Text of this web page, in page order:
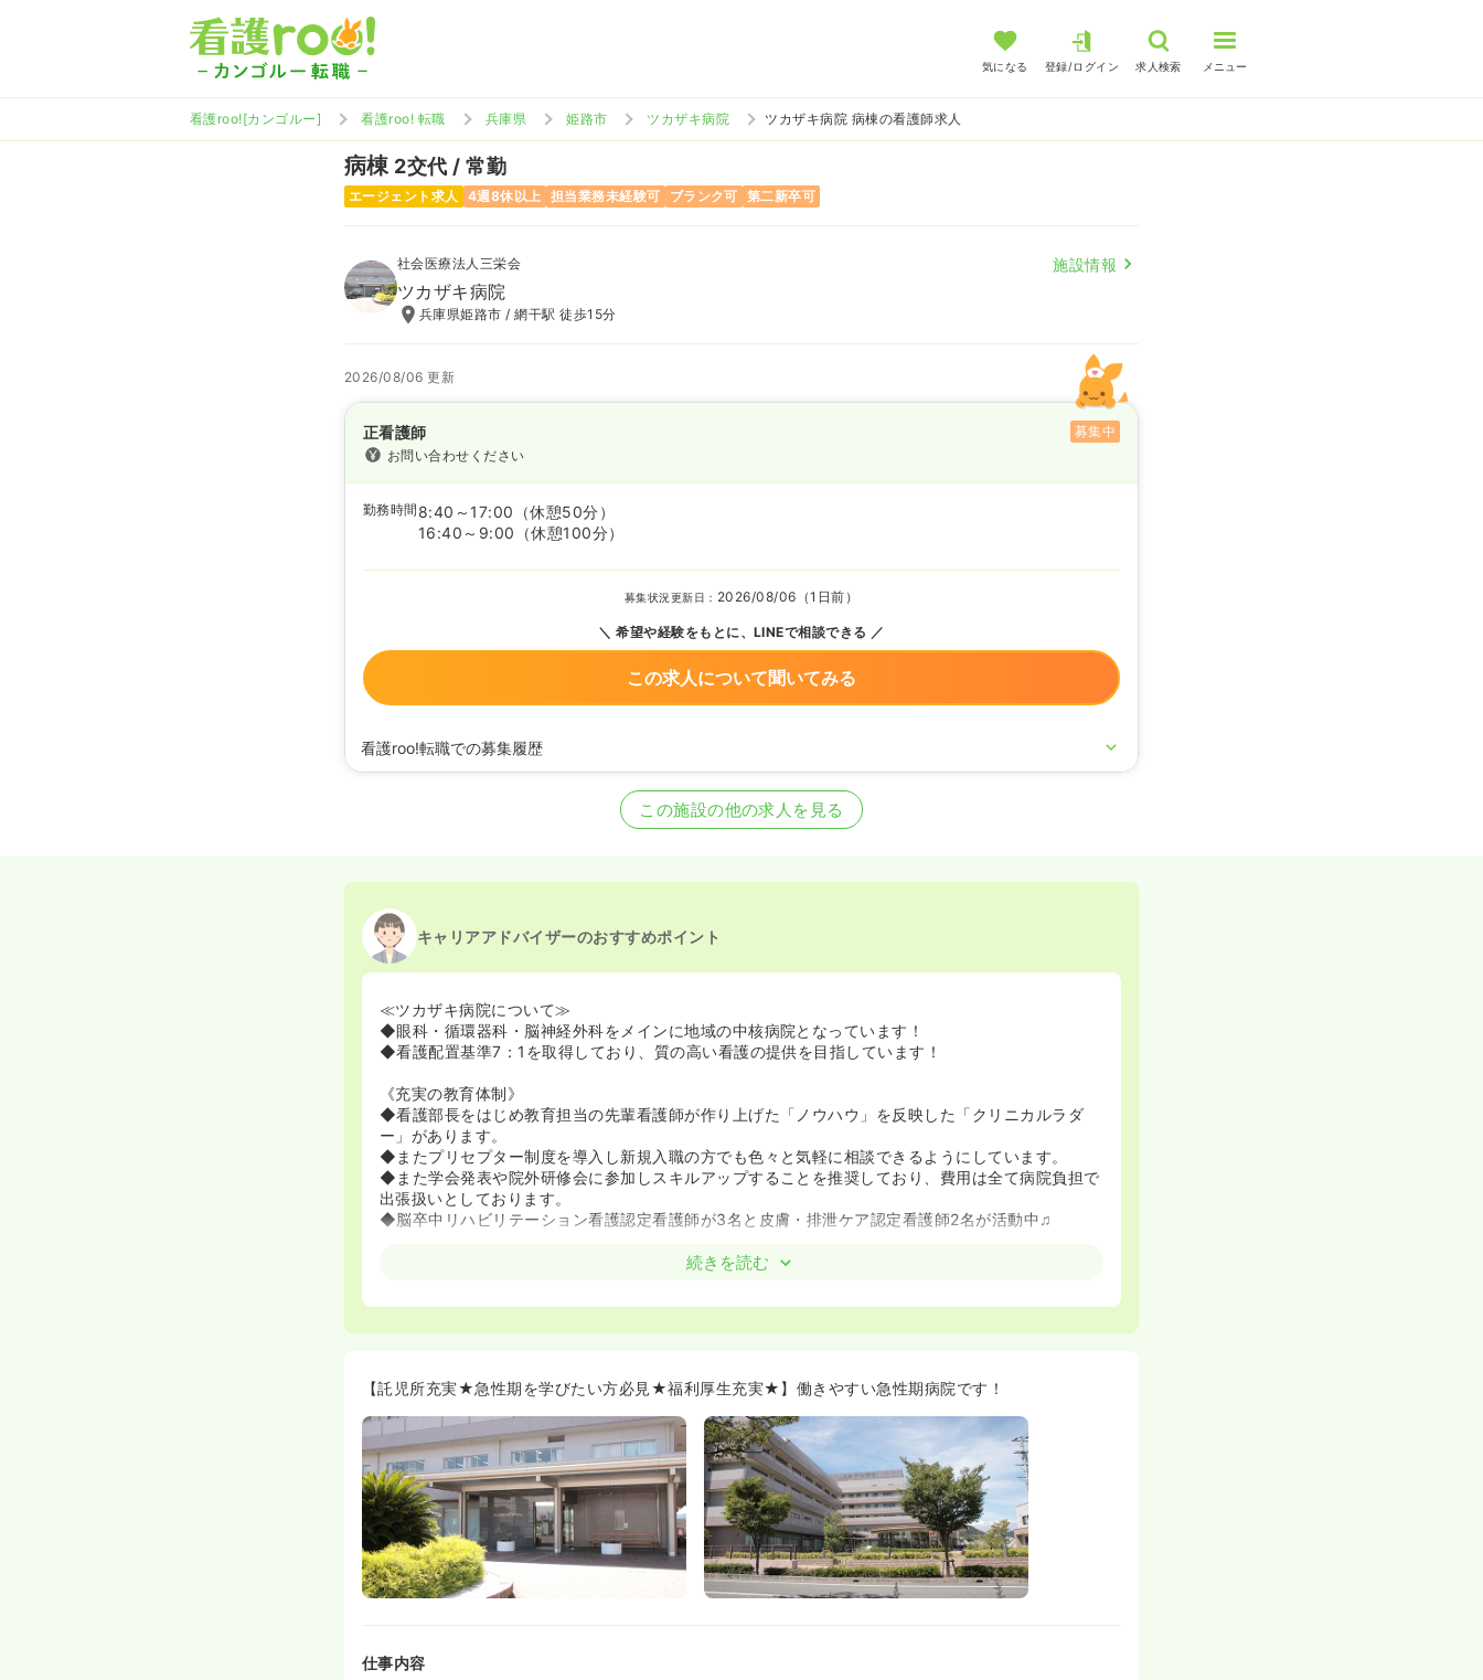
気になる 登録/ログイン 求人検索 メニュー
看護roo![カンゴルー] 看護roo! 転職 兵庫県 姫路市 ツカザキ病院 ツカザキ病院 病棟の看護師求人
病棟 2交代 / 常勤
エージェント求人 4週8休以上 担当業務未経験可 ブランク可 第二新卒可
社会医療法人三栄会 施設情報
ツカザキ病院
兵庫県姫路市 / 網干駅 徒歩15分
2026/08/06 更新
正看護師
募集中
お問い合わせください
勤務時間 8:40～17:00
（休憩50分）
16:40～9:00
（休憩100分）
募集状況更新日： 2026/08/06（1日前）
希望や経験をもとに、LINEで相談できる
この求人について聞いてみる
看護roo!転職での募集履歴
この施設の他の求人を見る
キャリアアドバイザーのおすすめポイント
≪ツカザキ病院について≫
◆眼科・循環器科・脳神経外科をメインに地域の中核病院となっています！
◆看護配置基準7：1を取得しており、質の高い看護の提供を目指しています！
《充実の教育体制》
◆看護部長をはじめ教育担当の先輩看護師が作り上げた「ノウハウ」を反映した「クリニカルラダ
ー」があります。
◆またプリセプター制度を導入し新規入職の方でも色々と気軽に相談できるようにしています。
◆また学会発表や院外研修会に参加しスキルアップすることを推奨しており、費用は全て病院負担で
出張扱いとしております。
◆脳卒中リハビリテーション看護認定看護師が3名と皮膚・排泄ケア認定看護師2名が活動中♫
≪看護師さんが看護業務に集中できる環境です☆≫
◆リハビリの送迎は全てリハビリスタッフが行ってくれます！
す！
24時間対応はもちろん、学童のお子様にも対応しており、ママさんナースが安心して働ける環境で
す！
◆お休みの融通が利きやすい職場です！
お子様の行事の時やお子様が病気になられた時などはスタッフ同士で相談して柔軟に対応していま
す！
◆出産後の正職員時短制度もあります☆
続きを読む
【託児所充実★急性期を学びたい方必見★福利厚生充実★】働きやすい急性期病院です！
仕事内容